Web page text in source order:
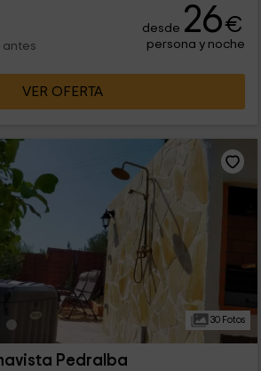
antes
desde 26€
persona y noche
VER OFERTA
30 Fotos
Pedralba